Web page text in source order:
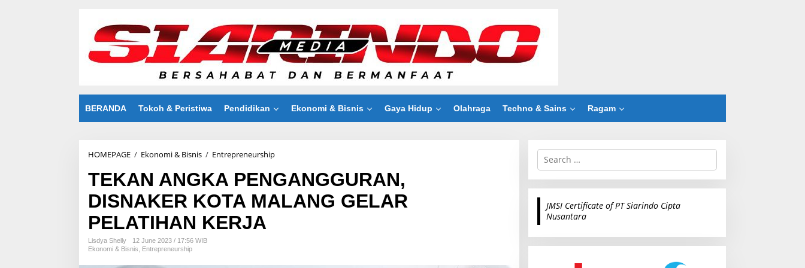
BERANDA Tokoh & Peristiwa Pendidikan Ekonomi & Bisnis Gaya Hidup Olahraga Techno & Sains Ragam
HOMEPAGE / Ekonomi & Bisnis / Entrepreneurship
K
A
N
A
TEKAN ANGKA PENGANGGURAN,
DISNAKER KOTA MALANG GELAR
PELATIHAN KERJA
Lisdya Shelly
12 June 2023 / 17:56 WIB
Ekonomi & Bisnis
Entrepreneurship
S
r
c
r
JMSI Certificate of PT Siarindo Cipta
Nusantara